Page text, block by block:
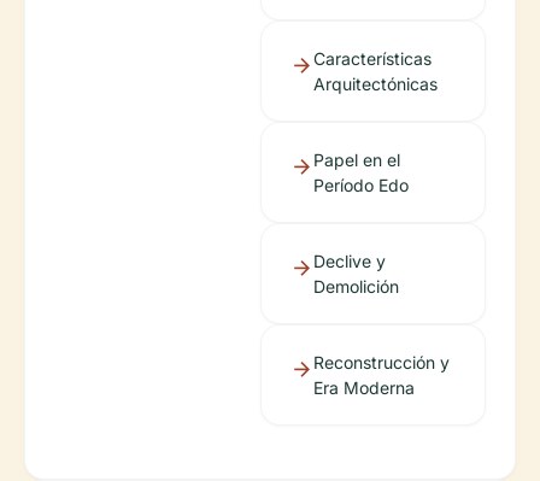
Características
Arquitectónicas
Papel en el
Período Edo
Declive y
Demolición
Reconstrucción y
Era Moderna